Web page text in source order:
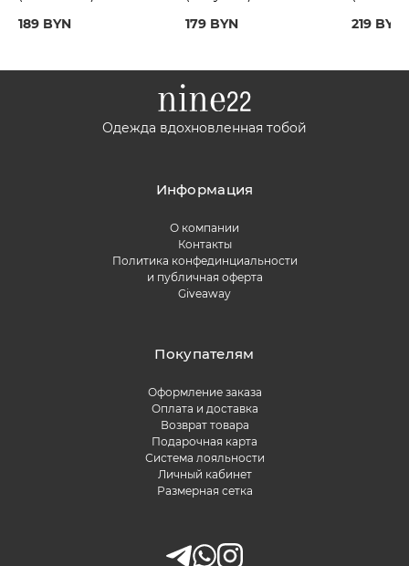
189 BYN
179 BYN
219 BYN
Одежда вдохновленная тобой
Информация
О компании
Контакты
Политика конфединциальности
и публичная оферта
Giveaway
Покупателям
Оформление заказа
Оплата и доставка
Возврат товара
Подарочная карта
Система лояльности
Личный кабинет
Размерная сетка